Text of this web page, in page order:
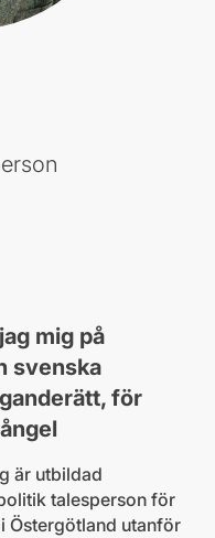
mig på
svenska
för
är utbildad
talesperson för
Östergötland utanför